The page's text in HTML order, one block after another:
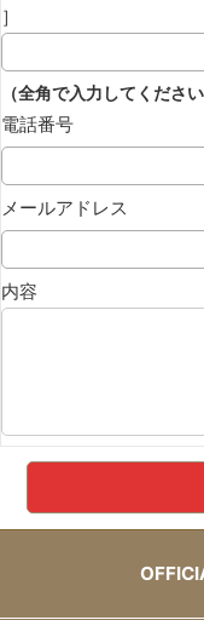
］
（全角で入力してください
電話番号
メールアドレス
内容